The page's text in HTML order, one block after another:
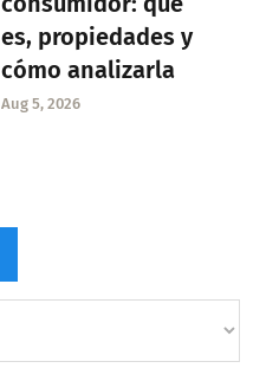
es, propiedades y
cómo analizarla
Aug 5, 2026